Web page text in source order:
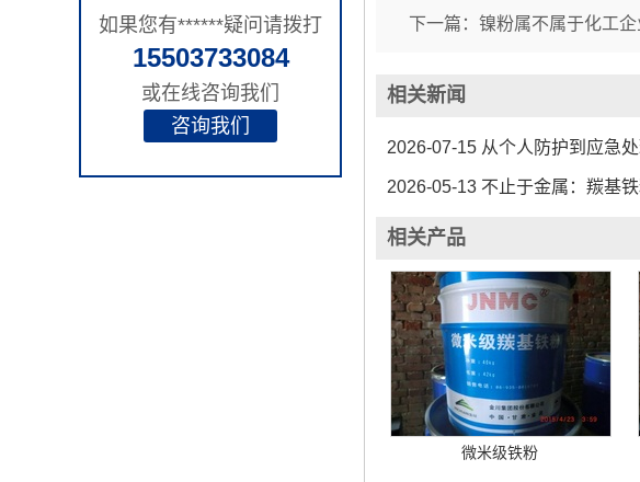
如果您有******疑问请拨打
15503733084
或在线咨询我们
咨询我们
下一篇： 镍粉属不属于化工
相关新闻
2026-07-15 从个人防护到应急处理
2026-05-13 不止于金属：羰基铁粉
相关产品
微米级铁粉